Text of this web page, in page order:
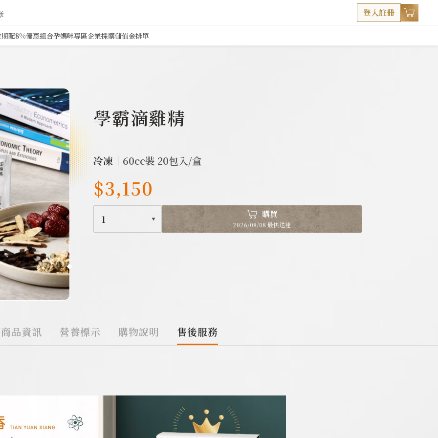
登入註冊
配8%優惠組合孕媽咪專區企業採購儲值金排單
學霸滴雞精
冷凍｜ 60cc裝 20包入/盒
$3,150
1 購買
2026/08/08 最快送達
商品資訊 營養標示 購物說明 售後服務